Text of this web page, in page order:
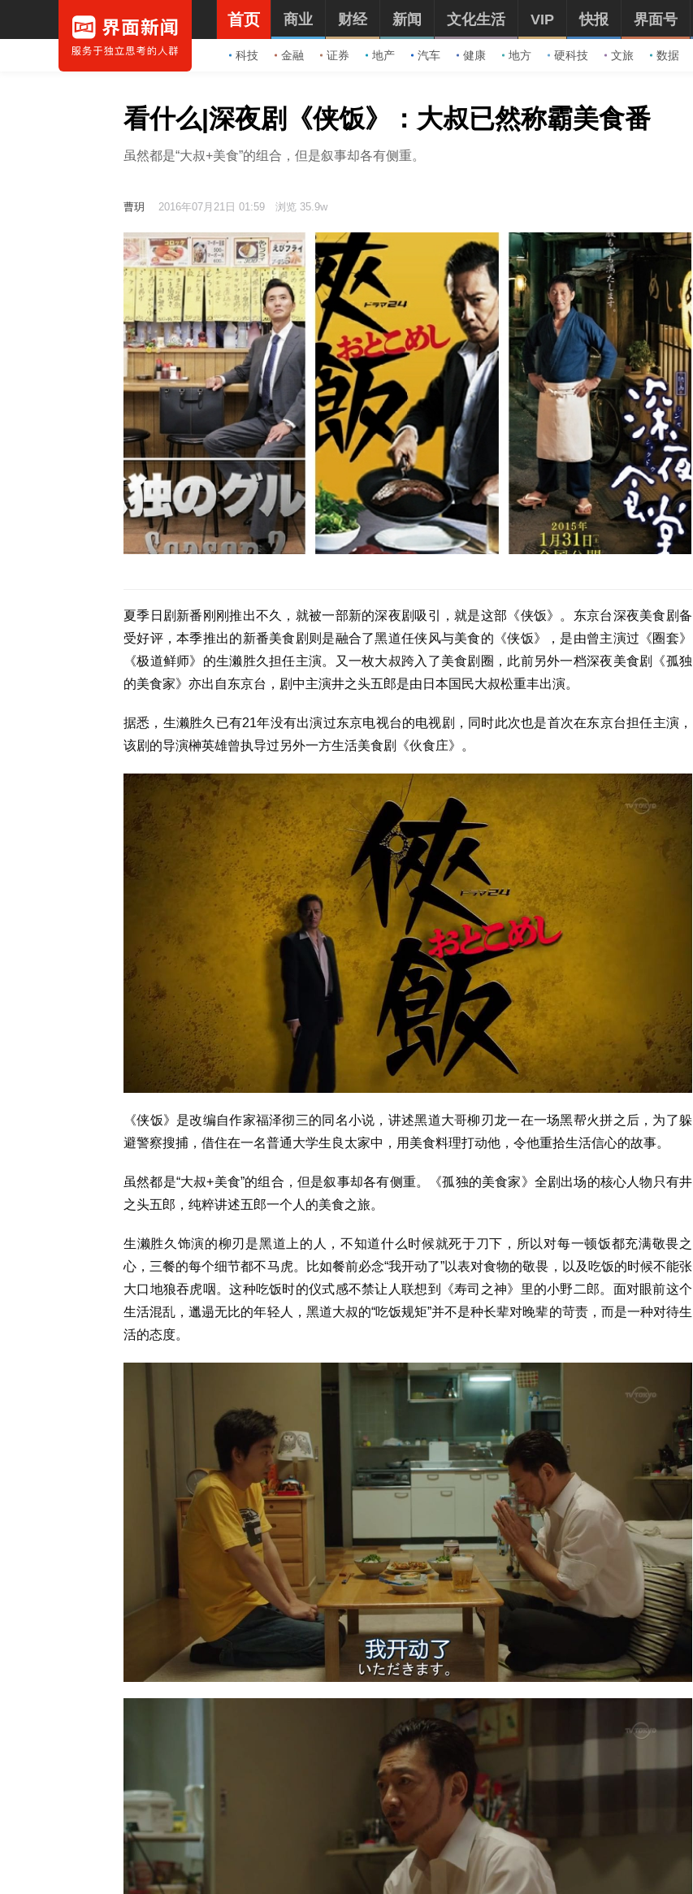
首页
科技 金融 证券 地产 汽车 健康 地方 硬科技 文旅 数据
商业 财经 新闻 文化生活 VIP 快报 界面号
看什么|深夜剧《侠饭》：大叔已然称霸美食番
虽然都是“大叔+美食”的组合，但是叙事却各有侧重。
曹玥 2016年07月21日 01:59 浏览 35.9w
夏季日剧新番刚刚推出不久，就被一部新的深夜剧吸引，就是这部《侠饭》。东京台深夜美食剧备
受好评，本季推出的新番美食剧则是融合了黑道任侠风与美食的《侠饭》，是由曾主演过《圈套》
《极道鲜师》的生濑胜久担任主演。又一枚大叔跨入了美食剧圈，此前另外一档深夜美食剧《孤独
的美食家》亦出自东京台，剧中主演井之头五郎是由日本国民大叔松重丰出演。
据悉，生濑胜久已有21年没有出演过东京电视台的电视剧，同时此次也是首次在东京台担任主演，
该剧的导演榊英雄曾执导过另外一方生活美食剧《伙食庄》。
《侠饭》是改编自作家福泽彻三的同名小说，讲述黑道大哥柳刃龙一在一场黑帮火拼之后，为了躲
避警察搜捕，借住在一名普通大学生良太家中，用美食料理打动他，令他重拾生活信心的故事。
虽然都是“大叔+美食”的组合，但是叙事却各有侧重。《孤独的美食家》全剧出场的核心人物只有井
之头五郎，纯粹讲述五郎一个人的美食之旅。
生濑胜久饰演的柳刃是黑道上的人，不知道什么时候就死于刀下，所以对每一顿饭都充满敬畏之
心，三餐的每个细节都不马虎。比如餐前必念“我开动了”以表对食物的敬畏，以及吃饭的时候不能张
大口地狼吞虎咽。这种吃饭时的仪式感不禁让人联想到《寿司之神》里的小野二郎。面对眼前这个
生活混乱，邋遢无比的年轻人，黑道大叔的“吃饭规矩”并不是种长辈对晚辈的苛责，而是一种对待生
活的态度。